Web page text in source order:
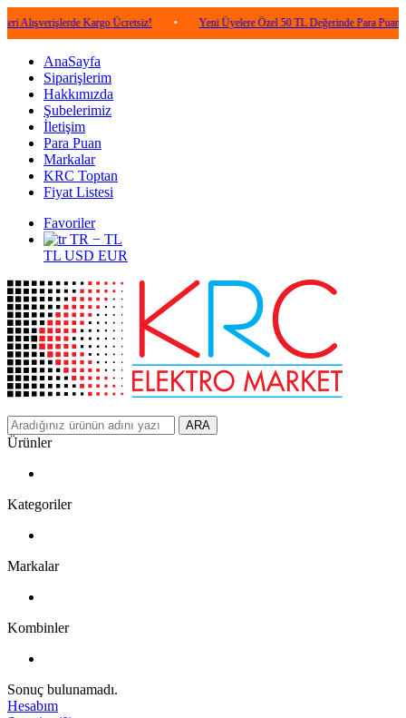
Kargo Ücretsiz! • Yeni Üyelere Özel 50 TL Değerinde Para Puan! •
AnaSayfa
Siparişlerim
Hakkımızda
Şubelerimiz
İletişim
Para Puan
Markalar
KRC Toptan
Fiyat Listesi
Favoriler
TR − TL
TL USD EUR
ARA
Ürünler
Kategoriler
Markalar
Kombinler
Sonuç bulunamadı.
Hesabım